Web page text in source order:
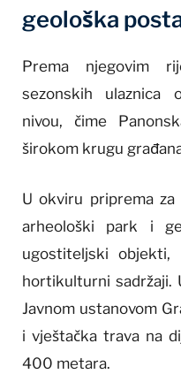
geološka
Prema njegovim
sezonskih ulaznica
nivou, čime
širokom krugu
U okviru priprema za
arheološki park i
ugostiteljski
hortikulturni sadržaji.
Javnom ustanovom
i vještačka trava na
400 metara.